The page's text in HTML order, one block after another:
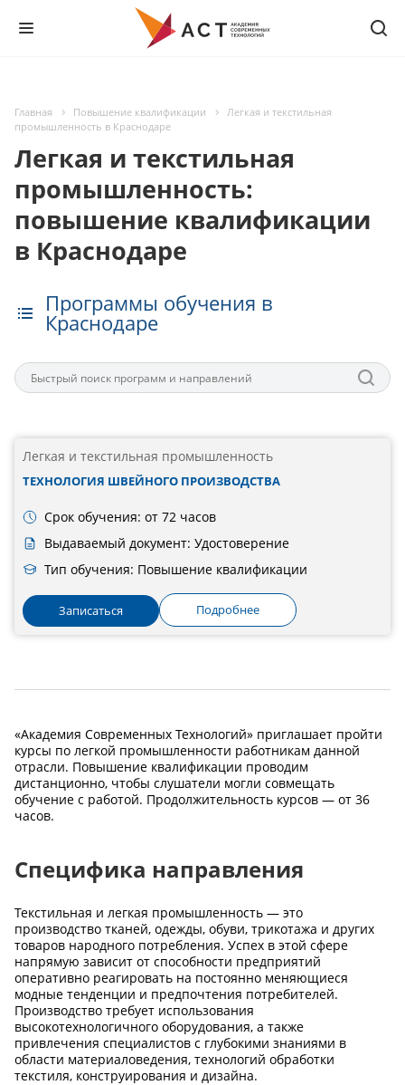
Главная Повышение квалификации
Легкая и текстильная
промышленность в Краснодаре
Легкая и текстильная
промышленность:
повышение квалификации
в Краснодаре
Программы обучения в
Краснодаре
Легкая и текстильная промышленность
ТЕХНОЛОГИЯ ШВЕЙНОГО ПРОИЗВОДСТВА
Срок обучения: от 72 часов
Выдаваемый документ: Удостоверение
Тип обучения: Повышение квалификации
Записаться Подробнее
«Академия Современных Технологий» приглашает пройти
курсы по легкой промышленности работникам данной
отрасли. Повышение квалификации проводим
дистанционно, чтобы слушатели могли совмещать
обучение с работой. Продолжительность курсов — от 36
часов.
Специфика направления
Текстильная и легкая промышленность — это
производство тканей, одежды, обуви, трикотажа и других
товаров народного потребления. Успех в этой сфере
напрямую зависит от способности предприятий
оперативно реагировать на постоянно меняющиеся
модные тенденции и предпочтения потребителей.
Производство требует использования
высокотехнологичного оборудования, а также
привлечения специалистов с глубокими знаниями в
области материаловедения, технологий обработки
текстиля, конструирования и дизайна.